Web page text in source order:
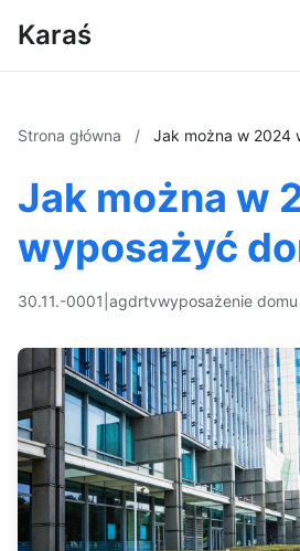
Karaś
Strona główna / Jak można w 2024
Jak można w
wyposażyć
30.11.-0001 agdrtvwyposażenie domu